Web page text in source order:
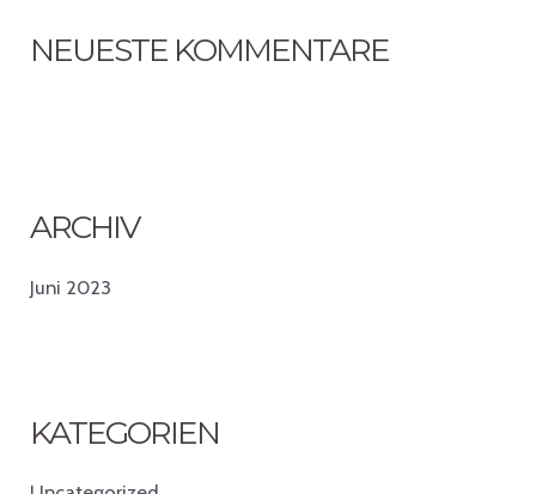
NEUESTE KOMMENTARE
ARCHIV
Juni 2023
KATEGORIEN